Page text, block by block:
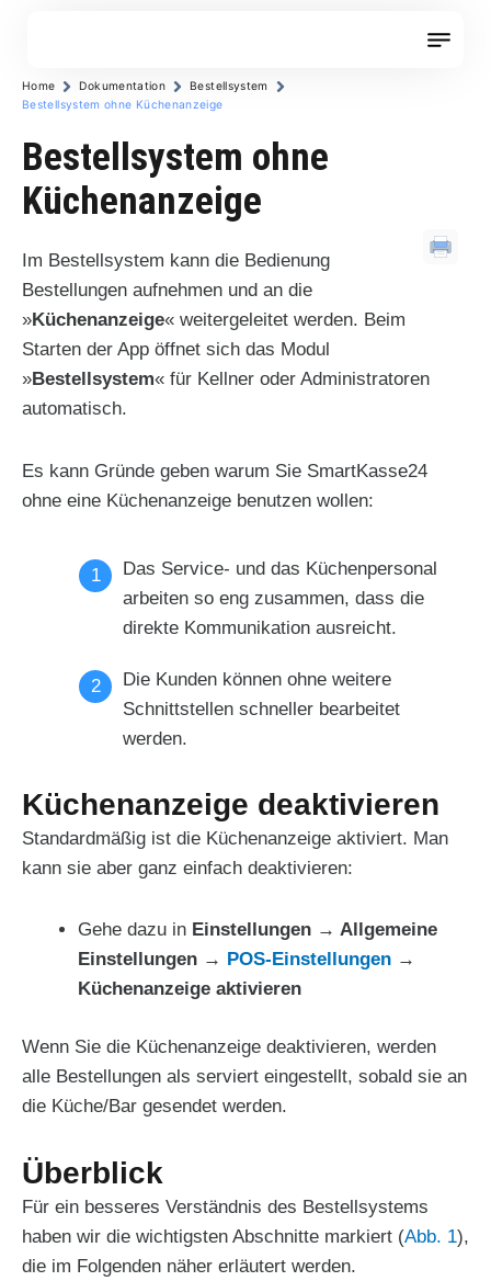
Home Dokumentation
Bestellsystem
Bestellsystem ohne Küchenanzeige
Bestellsystem ohne
Küchenanzeige
Im Bestellsystem kann die Bedienung
Bestellungen aufnehmen und an die
»Küchenanzeige« weitergeleitet werden. Beim
Starten der App öffnet sich das Modul
»Bestellsystem« für Kellner oder Administratoren
automatisch.
Es kann Gründe geben warum Sie SmartKasse24
ohne eine Küchenanzeige benutzen wollen:
Das Service- und das Küchenpersonal
arbeiten so eng zusammen, dass die
direkte Kommunikation ausreicht.
Die Kunden können ohne weitere
Schnittstellen schneller bearbeitet
werden.
Küchenanzeige deaktivieren
Standardmäßig ist die Küchenanzeige aktiviert. Man
kann sie aber ganz einfach deaktivieren:
Gehe dazu in Einstellungen → Allgemeine
Einstellungen → POS-Einstellungen →
Küchenanzeige aktivieren
Wenn Sie die Küchenanzeige deaktivieren, werden
alle Bestellungen als serviert eingestellt, sobald sie an
die Küche/Bar gesendet werden.
Überblick
Für ein besseres Verständnis des Bestellsystems
haben wir die wichtigsten Abschnitte markiert (Abb. 1),
die im Folgenden näher erläutert werden.